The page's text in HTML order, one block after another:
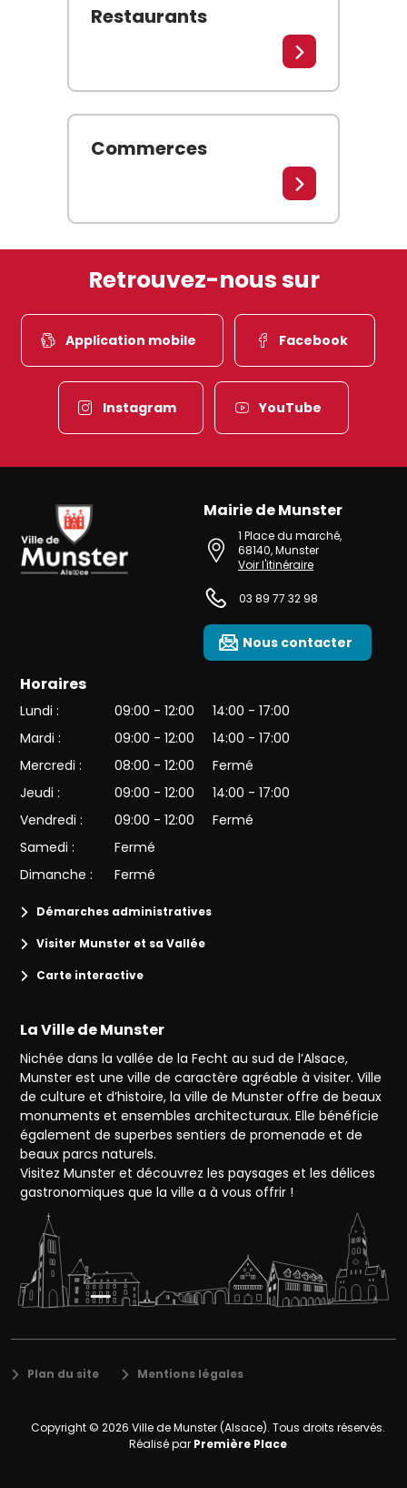
Restaurants
Lire la suite
Commerces
Lire la suite
Retrouvez-nous sur
Application mobile Facebook
Instagram YouTube
Ville de Munster (Alsace) Située au cœur de l’Alsace et de l’une
Mairie de Munster
1 Place du marché,
68140,Munster
Voir l'itinéraire
03 89 77 32 98
Nous contacter
Horaires
Lundi : 09:00 - 12:00
14:00 - 17:00
Mardi :
09:00 - 12:00
14:00 - 17:00
Mercredi :
08:00 - 12:00
Fermé
Jeudi :
09:00 - 12:00
14:00 - 17:00
Vendredi :
09:00 - 12:00
Fermé
Samedi :
Fermé
Dimanche :
Fermé
Démarches administratives
Visiter Munster et sa Vallée
Carte interactive
La Ville de Munster
Nichée dans la vallée de la Fecht au sud de l’Alsace,
Munster est une ville de caractère agréable à visiter. Ville
de culture et d’histoire, la ville de Munster offre de beaux
monuments et ensembles architecturaux. Elle bénéficie
également de superbes sentiers de promenade et de
beaux parcs naturels.
Visitez Munster et découvrez les paysages et les délices
gastronomiques que la ville a à vous offrir !
Plan du site Mentions légales
Copyright © 2026 Ville de Munster (Alsace). Tous droits réservés.
Réalisé par Première Place